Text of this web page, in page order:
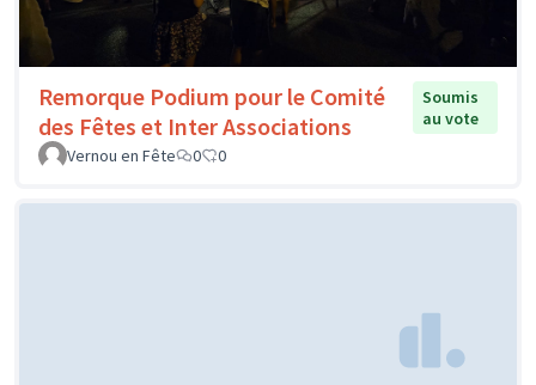
Remorque Podium pour le Comité
des Fêtes et Inter Associations
Soumis
au vote
Vernou en Fête
0 0